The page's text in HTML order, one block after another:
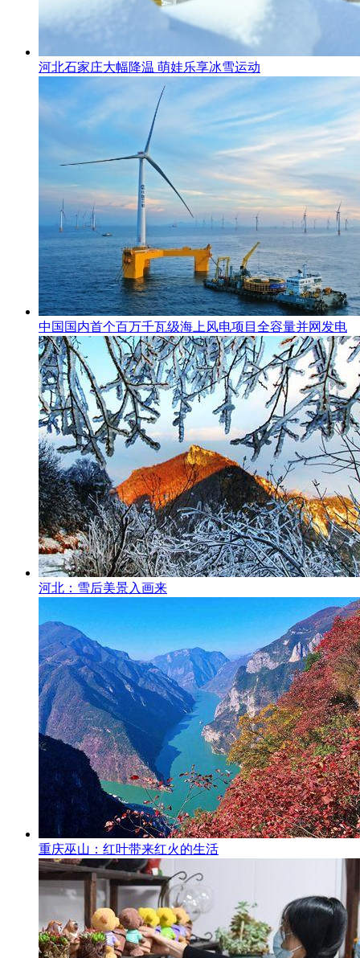
河北石家庄大幅降温 萌娃乐享冰雪运动
中国国内首个百万千瓦级海上风电项目全容量并网发电
河北：雪后美景入画来
重庆巫山：红叶带来红火的生活